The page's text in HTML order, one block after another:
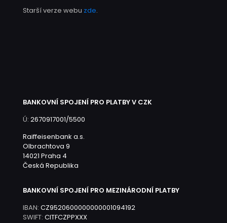
Starší verze webu zde.
BANKOVNÍ SPOJENÍ PRO PLATBY V CZK
Ú: 2670917001/5500
Raiffeisenbank a.s.
Olbrachtova 9
14021 Praha 4
Česká Republika
BANKOVNÍ SPOJENÍ PRO MEZINÁRODNÍ PLATBY
IBAN: CZ9520600000000001094192
SWIFT: CITFCZPPXXX